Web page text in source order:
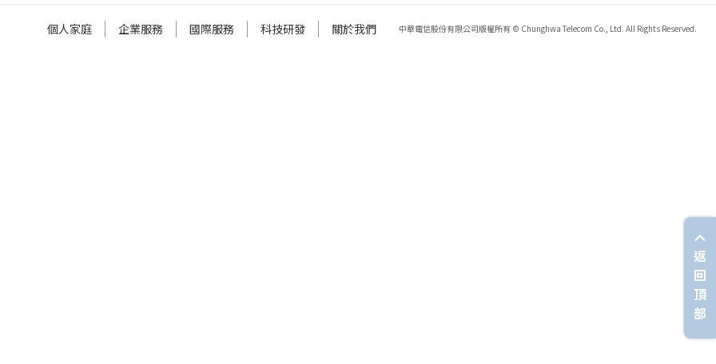
個人家庭 企業服務 國際服務 科技研發 關於我們 中華電信股份有限公司版權所有 © Chunghwa Telecom Co., Ltd. All Rights Reserved.
返
回
頂
部